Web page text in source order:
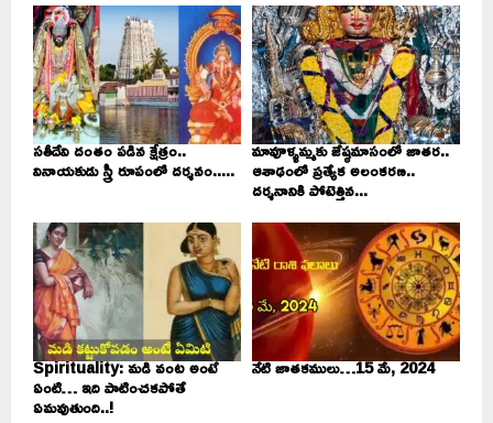
సతీదేవి దంతం పడిన క్షేత్రం..
వినాయకుడు స్త్రీ రూపంలో దర్శనం.....
మావూళ్ళమ్మకు జేష్ఠమాసంలో జాతర..
ఆశాఢంలో ప్రత్యేక అలంకరణ..
దర్శనానికి పోటెత్తిన...
Spirituality: మడి వంట అంటే
ఏంటి… ఇది పాటించకపోతే
ఏమవుతుంది..!
నేటి జాతకములు…15 మే, 2024